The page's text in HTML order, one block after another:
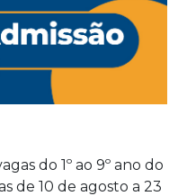
do 1º ao 9º ano do
de 10 de agosto a 23